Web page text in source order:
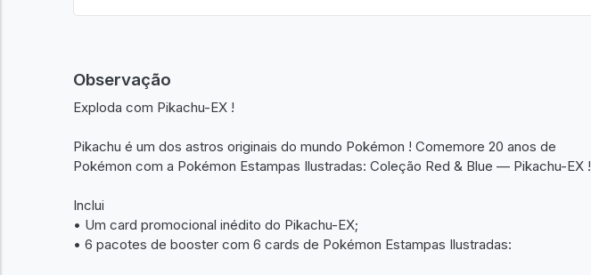
Observação
Exploda com Pikachu-EX !
Pikachu é um dos astros originais do mundo Pokémon ! Comemore 20 anos de
Pokémon com a Pokémon Estampas Ilustradas: Coleção Red & Blue — Pikachu-EX !
Inclui
• Um card promocional inédito do Pikachu-EX;
• 6 pacotes de booster com 6 cards de Pokémon Estampas Ilustradas: